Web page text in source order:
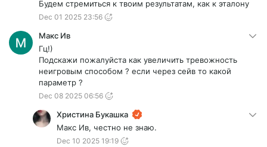
Будем стремиться к твоим результатам, как к эталону
Dec 01 2025 23:56
Макс Ив
Гц!)
Подскажи пожалуйста как увеличить тревожность
неигровым способом ? если через сейв то какой
параметр ?
Dec 08 2025 06:56
Христина Букашка
Макс Ив, честно не знаю.
Dec 10 2025 19:19